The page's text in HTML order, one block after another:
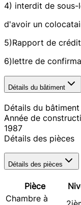
4) interdit de sous-
d'avoir un
5)Rapport de
6)lettre de
Détails du bâtiment
Détails du bâtiment
Année de
1987
Détails des pièces
Détails des pièces
Pièce
Chambre à